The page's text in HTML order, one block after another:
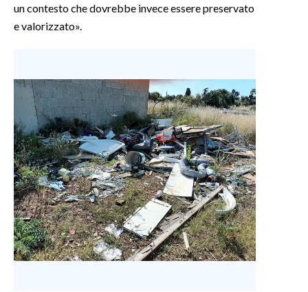
NOTIZIE
3 MINUTI CON
INSULARITÀ
INFO AZIENDE
ABBONATI
ANNUNCI
NECROLOGI
PUBBLICITÀ
un contesto che dovrebbe invece essere preservato
e valorizzato».